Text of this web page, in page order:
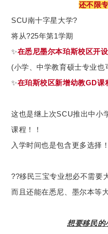
还不限
SCU南十字星大学?
将从?️25年第1学期
✨在悉尼墨尔本珀斯校区开
(小学、中学教育硕士专业也
✨在珀斯校区新增幼教GD课
这也是继上次SCU推出中小
课程！！
入学时间也是包含更多选择
??移民三宝专业想必不需要
而且还能在悉尼、墨尔本等
想要移民的